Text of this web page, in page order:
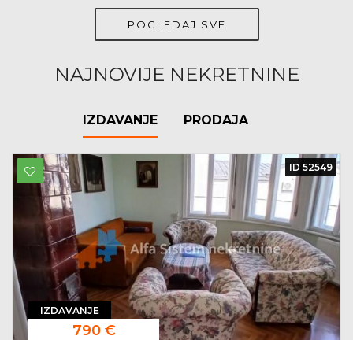
POGLEDAJ SVE
NAJNOVIJE NEKRETNINE
IZDAVANJE PRODAJA
IZDAVANJE
790 €
ID 52549